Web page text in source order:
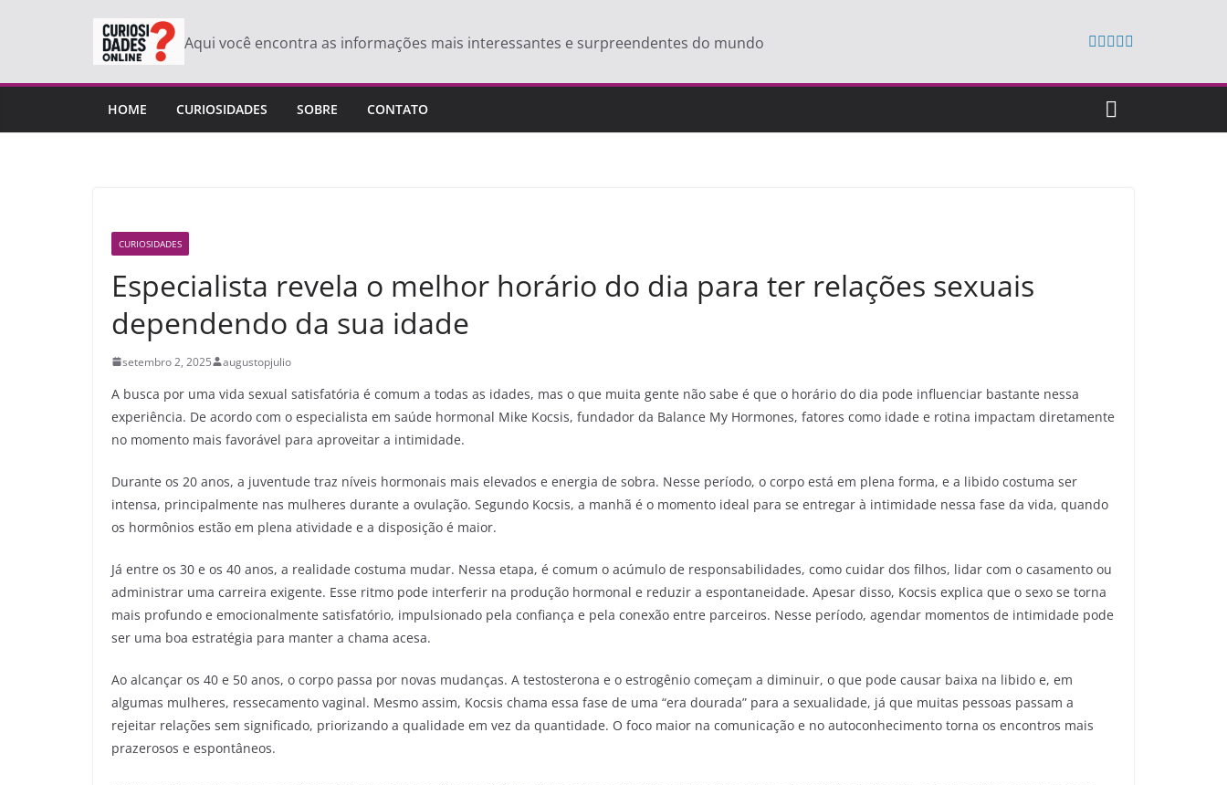
conteúdo
Aqui você encontra as informações mais interessantes e surpreendentes do mundo
HOME CURIOSIDADES SOBRE CONTATO
CURIOSIDADES
Especialista revela o melhor horário do dia para ter relações sexuais
dependendo da sua idade
setembro 2, 2025 augustopjulio
A busca por uma vida sexual satisfatória é comum a todas as idades, mas o que muita gente não sabe é que o horário do dia pode influenciar bastante nessa
experiência. De acordo com o especialista em saúde hormonal Mike Kocsis, fundador da Balance My Hormones, fatores como idade e rotina impactam diretamente
no momento mais favorável para aproveitar a intimidade.
Durante os 20 anos, a juventude traz níveis hormonais mais elevados e energia de sobra. Nesse período, o corpo está em plena forma, e a libido costuma ser
intensa, principalmente nas mulheres durante a ovulação. Segundo Kocsis, a manhã é o momento ideal para se entregar à intimidade nessa fase da vida, quando
os hormônios estão em plena atividade e a disposição é maior.
Já entre os 30 e os 40 anos, a realidade costuma mudar. Nessa etapa, é comum o acúmulo de responsabilidades, como cuidar dos filhos, lidar com o casamento ou
administrar uma carreira exigente. Esse ritmo pode interferir na produção hormonal e reduzir a espontaneidade. Apesar disso, Kocsis explica que o sexo se torna
mais profundo e emocionalmente satisfatório, impulsionado pela confiança e pela conexão entre parceiros. Nesse período, agendar momentos de intimidade pode
ser uma boa estratégia para manter a chama acesa.
Ao alcançar os 40 e 50 anos, o corpo passa por novas mudanças. A testosterona e o estrogênio começam a diminuir, o que pode causar baixa na libido e, em
algumas mulheres, ressecamento vaginal. Mesmo assim, Kocsis chama essa fase de uma “era dourada” para a sexualidade, já que muitas pessoas passam a
rejeitar relações sem significado, priorizando a qualidade em vez da quantidade. O foco maior na comunicação e no autoconhecimento torna os encontros mais
prazerosos e espontâneos.